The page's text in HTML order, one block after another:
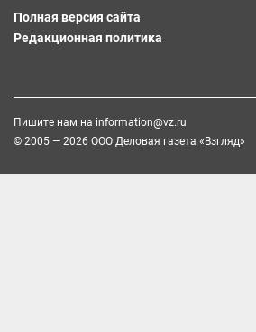
Полная версия сайта
Редакционная политика
Пишите нам на information@vz.ru
© 2005 — 2026 ООО Деловая газета «Взгляд»